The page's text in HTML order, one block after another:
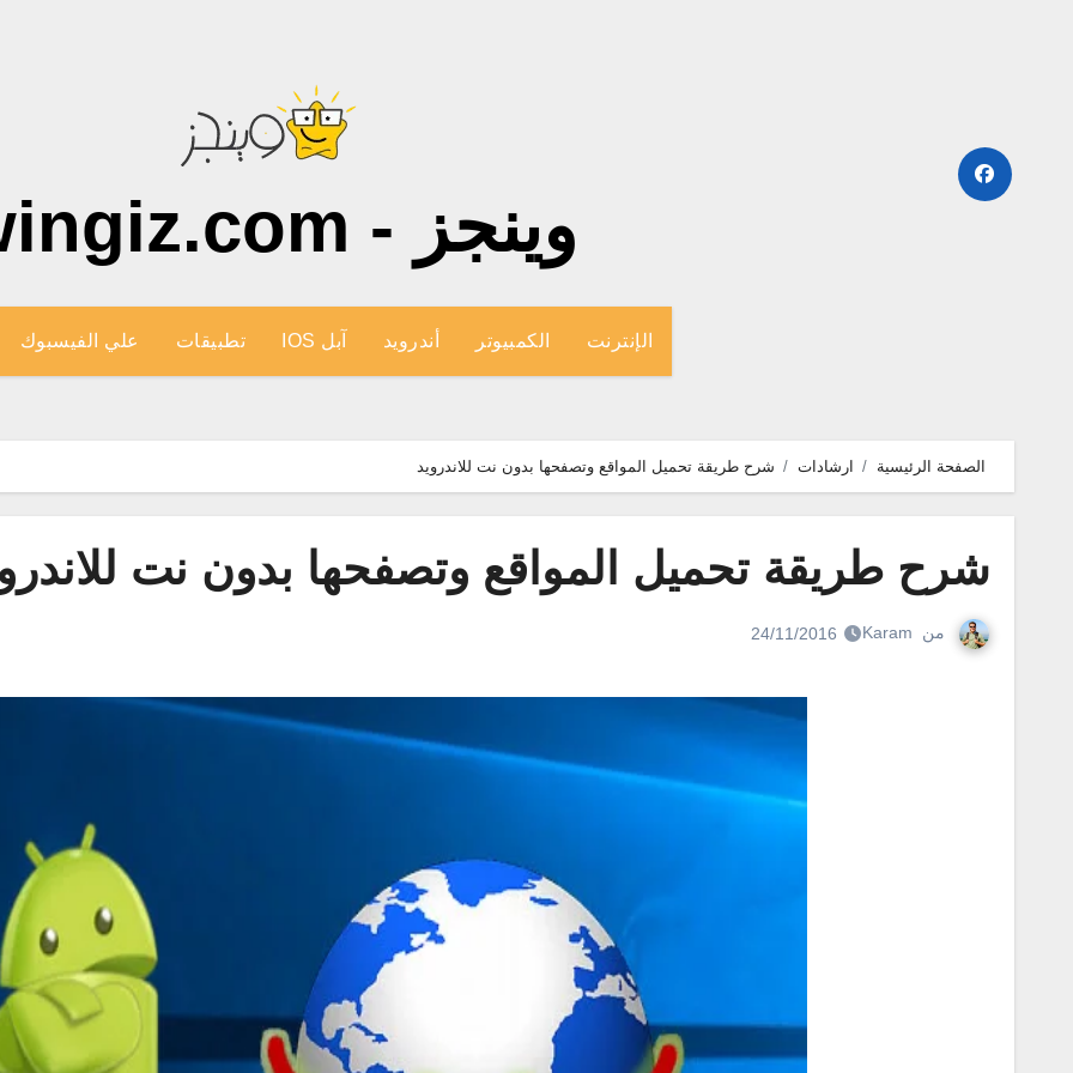
وينجز - wingiz.com
الإنترنت الكمبيوتر أندرويد آبل IOS تطبيقات علي الفيسبوك
الصفحة الرئيسية ارشادات شرح طريقة تحميل المواقع وتصفحها بدون نت للاندرويد
شرح طريقة تحميل المواقع وتصفحها بدون نت
من Karam
24/11/2016